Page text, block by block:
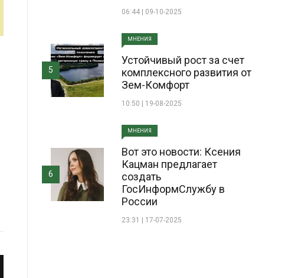
06:44 | 09-10-2025
МНЕНИЯ
Устойчивый рост за счет
комплексного развития от
Зем-Комфорт
10:50 | 19-08-2025
5
МНЕНИЯ
Вот это новости: Ксения
Кацман предлагает
создать
ГосИнформСлужбу в
России
23:31 | 17-07-2025
6